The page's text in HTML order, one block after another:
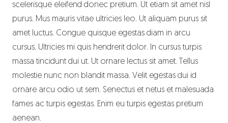
scelerisque eleifend donec pretium. Ut etiam sit amet nisl
purus. Mus mauris vitae ultricies leo. Ut aliquam purus sit
amet luctus. Congue quisque egestas diam in arcu
cursus. Ultricies mi quis hendrerit dolor. In cursus turpis
massa tincidunt dui ut. Ut ornare lectus sit amet. Tellus
molestie nunc non blandit massa. Velit egestas dui id
ornare arcu odio ut sem. Senectus et netus et malesuada
fames ac turpis egestas. Enim eu turpis egestas pretium
aenean.